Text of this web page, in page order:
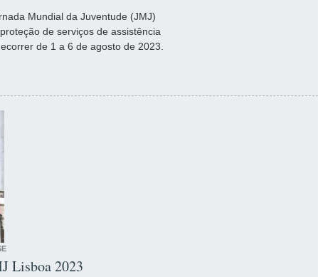
Mundial da Juventude (JMJ)
de serviços de assistência
de 1 a 6 de agosto de 2023.
Lisboa 2023